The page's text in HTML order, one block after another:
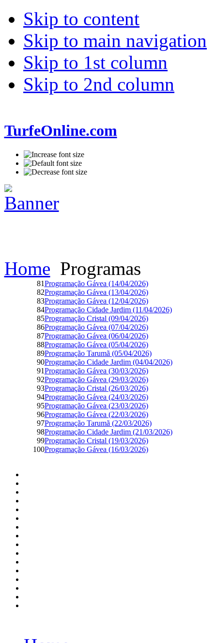
Skip to content
Skip to main navigation
Skip to 1st column
Skip to 2nd column
TurfeOnline.com
Home Programas
81Programação Gávea (14/04/2026)
82Programação Gávea (13/04/2026)
83Programação Gávea (12/04/2026)
84Programação Cidade Jardim (11/04/2026)
85Programação Cristal (09/04/2026)
86Programação Gávea (07/04/2026)
87Programação Gávea (06/04/2026)
88Programação Gávea (05/04/2026)
89Programação Tarumã (05/04/2026)
90Programação Cidade Jardim (04/04/2026)
91Programação Gávea (30/03/2026)
92Programação Gávea (29/03/2026)
93Programação Cristal (26/03/2026)
94Programação Gávea (24/03/2026)
95Programação Gávea (23/03/2026)
96Programação Gávea (22/03/2026)
97Programação Tarumã (22/03/2026)
98Programação Cidade Jardim (21/03/2026)
99Programação Cristal (19/03/2026)
100Programação Gávea (16/03/2026)